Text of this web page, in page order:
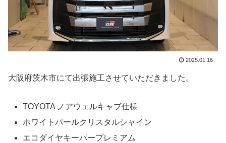
2025.01.16
大阪府茨木市にて出張施工させていただきました。
TOYOTA ノアウェルキャブ仕様
ホワイトパールクリスタルシャイン
エコダイヤキーパープレミアム